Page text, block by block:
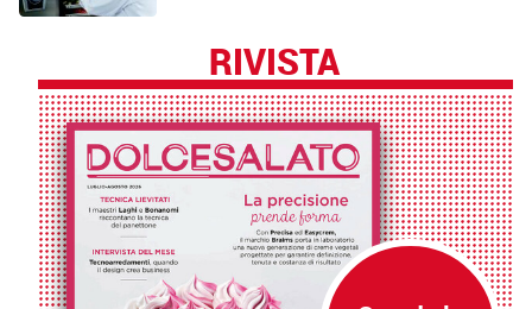
RIVISTA